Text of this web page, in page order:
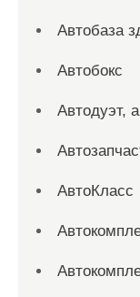
Автобаза
Автобокс
Автодуэт,
АвтоКласс